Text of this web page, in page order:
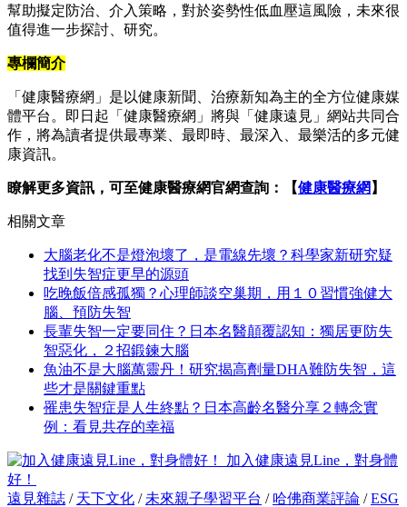
幫助擬定防治、介入策略，對於姿勢性低血壓這風險，未來很
值得進一步探討、研究。
專欄簡介
「健康醫療網」是以健康新聞、治療新知為主的全方位健康媒
體平台。即日起「健康醫療網」將與「健康遠見」網站共同合
作，將為讀者提供最專業、最即時、最深入、最樂活的多元健
康資訊。
瞭解更多資訊，可至健康醫療網官網查詢：【健康醫療網 】
相關文章
大腦老化不是燈泡壞了，是電線先壞？科學家新研究疑
找到失智症更早的源頭
吃晚飯倍感孤獨？心理師談空巢期，用１０習慣強健大
腦、預防失智
長輩失智一定要同住？日本名醫顛覆認知：獨居更防失
智惡化，２招鍛鍊大腦
魚油不是大腦萬靈丹！研究揭高劑量DHA難防失智，這
些才是關鍵重點
罹患失智症是人生終點？日本高齡名醫分享２轉念實
例：看見共存的幸福
加入健康遠見Line，對身體
好！
遠見雜誌 / 天下文化 / 未來親子學習平台 / 哈佛商業評論 /ESG